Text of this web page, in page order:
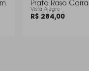
Prato Raso
Vista Alegre
R$ 284,00